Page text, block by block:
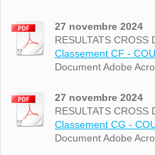
27 novembre 2024
RESULTATS CROSS
Classement CF -
Document Adobe
27 novembre 2024
RESULTATS CROSS
Classement CG -
Document Adobe